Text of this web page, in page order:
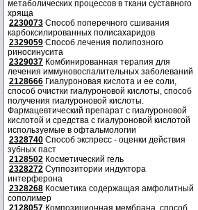
метаболических процессов в ткани суставного
хряща
2230073 Способ поперечного сшивания
карбоксилированных полисахаридов
2329059 Способ лечения полипозного
риносинусита
2329037 Комбинированная терапия для
лечения иммуновоспалительных заболеваний
2128666 Гиалуроновая кислота и ее соли,
способ очистки гиалуроновой кислоты, способ
получения гиалуроновой кислоты.
Фармацевтический препарат с гиалуроновой
кислотой и средства с гиалуроновой кислотой
используемые в офтальмологии
2328740 Способ экспресс - оценки действия
зубных паст
2128502 Косметический гель
2328272 Суппозитории индуктора
интерферона
2328268 Косметика содержащая амфолитный
сополимер
2128057 Композиционная мембрана, способ